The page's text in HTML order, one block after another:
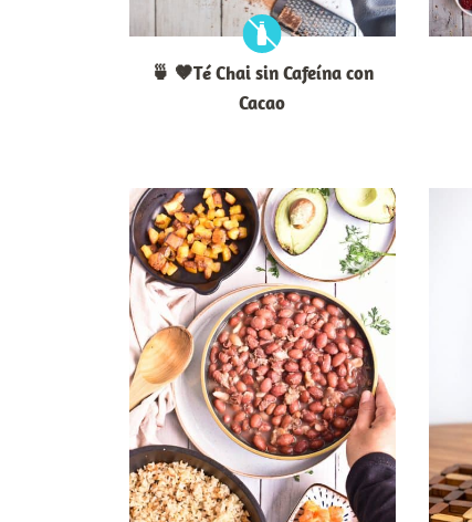
🍵 🤎Té Chai sin Cafeína con
Cacao